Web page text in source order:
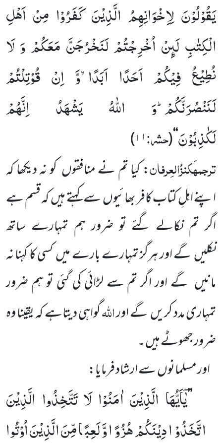
یَقُوْلُوْنَ لِاِخْوَانِهِمُ الَّذِیْنَ كَفَرُوْا مِنْ اَهْلِ
الْكِتٰبِ لَىٕنْ اُخْرِجْتُمْ لَنَخْرُجَنَّ مَعَكُمْ وَ لَا
نُطِیْعُ فِیْكُمْ اَحَدًا اَبَدًاۙ-وَّ اِنْ قُوْتِلْتُمْ
لَنَنْصُرَنَّكُمْؕ-وَ اللّٰهُ یَشْهَدُ اِنَّهُمْ
لَكٰذِبُوْنَ‘‘
(حشر:۱۱)
ترجمہکنزُالعِرفان: کیا تم نے منافقوں کو نہ دیکھا کہ
اپنے اہلِ کتاب کافر بھائیوںسے کہتے ہیںکہ قسم ہے
اگر تم نکالے گئے تو ضرور ہم تمہارے ساتھ
نکلیںگے اور ہرگز تمہارے بارے میںکسی کا کہنا نہ
مانیں گے اور اگر تم سے لڑائیکی گئی تو ہم ضرور
تمہاری مدد کریںگے اوراللّٰہگواہی دیتاہے کہ یقینا وہ
ضرور جھوٹے ہیں ۔
اور مسلمانوںسے ارشاد فرمایا:
’’یٰۤاَیُّهَا الَّذِیْنَ اٰمَنُوْا لَا تَتَّخِذُوا الَّذِیْنَ
اتَّخَذُوْا دِیْنَكُمْ هُزُوًا وَّ لَعِبًا مِّنَ الَّذِیْنَ اُوْتُوا